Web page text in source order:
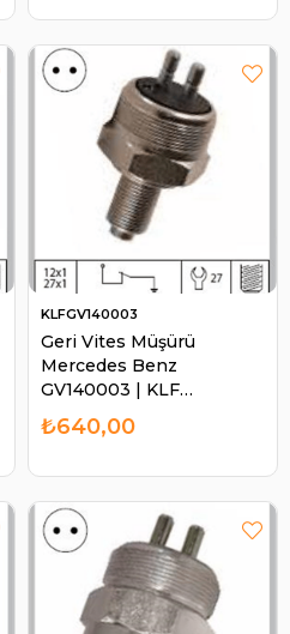
Geri Vites Müşürü
Mercedes Benz
GV140003 | KLF
GV140003
KLFGV140003
₺640,00